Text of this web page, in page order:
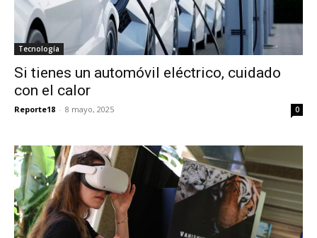
Tecnología
Si tienes un automóvil eléctrico, cuidado
con el calor
Reporte18 - 8 mayo, 2025 0